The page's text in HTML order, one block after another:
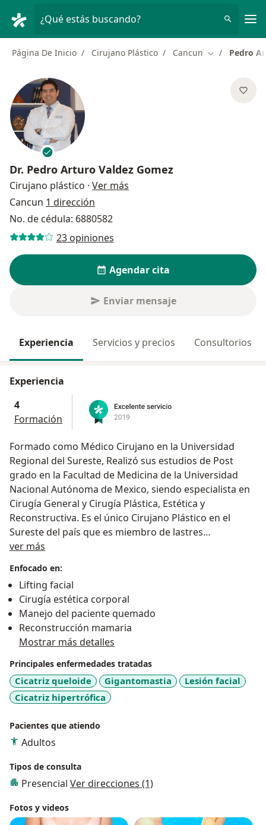
¿Qué estás buscando?
Página De Inicio Cirujano Plástico Cancun Cambiar de
Pedro
Dr. Pedro Arturo Valdez Gomez
Cirujano plástico · Ver más
Cancun 1 dirección
No. de cédula: 6880582
23 opiniones
Agendar cita
Enviar mensaje
Experiencia Servicios y precios Consultorios
Experiencia
4
Formación
Formado como Médico Cirujano en la Universidad
Regional del Sureste, Realizó sus estudios de Post
grado en la Facultad de Medicina de la Universidad
Nacional Autónoma de Mexico, siendo especialista en
Cirugía General y Cirugía Plástica, Estética y
Reconstructiva. Es el único Cirujano Plástico en el
Sureste del país que es miembro de lastres
Asociaciones mas importantes del mundo en Cirugía
Society for Aesthetic Plastic Surgery (ASAPS), American
Society of Plastic Surgeons. El Dr. Valdez esta
entrenado en las técnicas más innovadoras de Cirugía
Plástica.
ver más
Enfocado en:
Lifting facial
Cirugía estética corporal
Manejo del paciente quemado
Reconstrucción mamaria
Mostrar más detalles
Principales enfermedades tratadas
Cicatriz queloide Gigantomastia
Lesión facial
Cicatriz hipertrófica
Pacientes que atiendo
Adultos
Tipos de consulta
Presencial Ver direcciones (1)
Fotos y videos